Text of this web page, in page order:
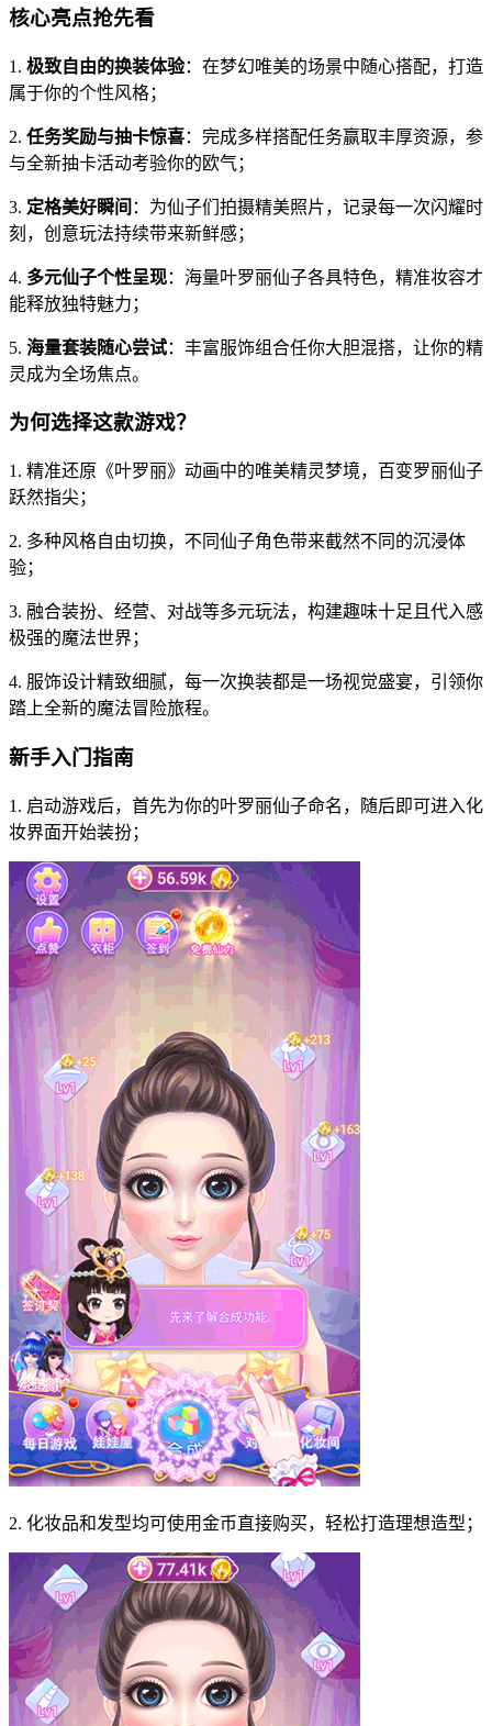
核心亮点抢先看
1. 极致自由的换装体验：在梦幻唯美的场景中随心搭配，打造
属于你的个性风格；
2. 任务奖励与抽卡惊喜：完成多样搭配任务赢取丰厚资源，参
与全新抽卡活动考验你的欧气；
3. 定格美好瞬间 ：为仙子们拍摄精美照片，记录每一次闪耀时
刻，创意玩法持续带来新鲜感；
4. 多元仙子个性呈现：海量叶罗丽仙子各具特色，精准妆容才
能释放独特魅力；
5. 海量套装随心尝试：丰富服饰组合任你大胆混搭，让你的精
灵成为全场焦点。
为何选择这款游戏？
1. 精准还原《叶罗丽》动画中的唯美精灵梦境，百变罗丽仙子
跃然指尖；
2. 多种风格自由切换，不同仙子角色带来截然不同的沉浸体
验；
3. 融合装扮、经营、对战等多元玩法，构建趣味十足且代入感
极强的魔法世界；
4. 服饰设计精致细腻，每一次换装都是一场视觉盛宴，引领你
踏上全新的魔法冒险旅程。
新手入门指南
1. 启动游戏后，首先为你的叶罗丽仙子命名，随后即可进入化
妆界面开始装扮；
2. 化妆品和发型均可使用金币直接购买，轻松打造理想造型；